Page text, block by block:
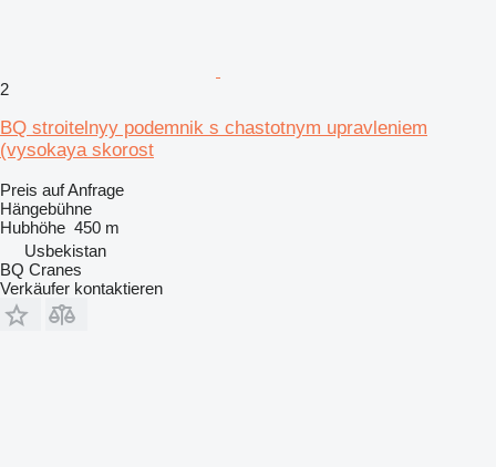
2
BQ stroitelnyy podemnik s chastotnym upravleniem
(vysokaya skorost
Preis auf Anfrage
Hängebühne
Hubhöhe 450 m
Usbekistan
BQ Cranes
Verkäufer kontaktieren